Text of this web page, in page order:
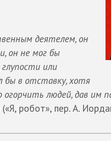
деятелем, он
он не мог бы
или
бы в отставку, хотя
огорчить людей, дав им
(«Я, робот», пер. А.